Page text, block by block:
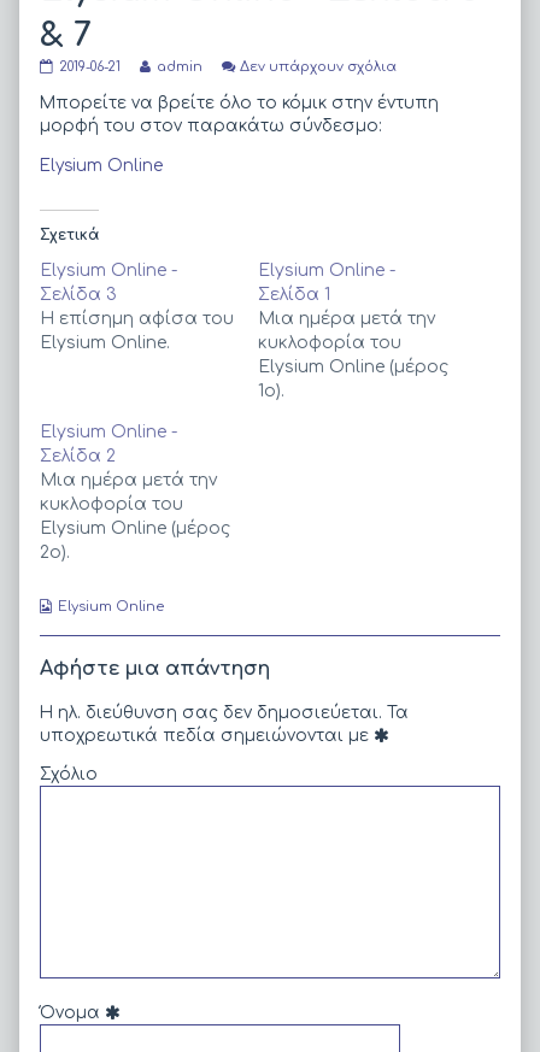
& 7
Elysium
–
Σελίδα
6
7
on
2019-06-21
Read
posts
by
of
6
admin Δεν υπάρχουν σχόλια
Online
Μπορείτε να βρείτε όλο το κόμικ στην έντυπη
μορφή του στον παρακάτω σύνδεσμο:
Elysium Online
Σχετικά
Elysium Online -
Σελίδα 3
Η επίσημη αφίσα του
Elysium Online.
Elysium Online -
Σελίδα 1
Μια ημέρα μετά την
κυκλοφορία του
Elysium Online (μέρος
1ο).
Elysium Online -
Σελίδα 2
Μια ημέρα μετά την
κυκλοφορία του
Elysium Online (μέρος
2ο).
Webcomic
Elysium Online
Αφήστε μια απάντηση
Η ηλ. διεύθυνση σας δεν δημοσιεύεται. Τα
υποχρεωτικά πεδία σημειώνονται με
Σχόλιο
Όνομα